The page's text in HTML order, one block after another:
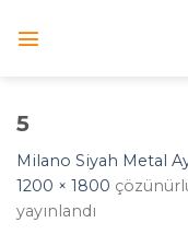
5
Milano Siyah Metal
1200 × 1800
yayınlandı